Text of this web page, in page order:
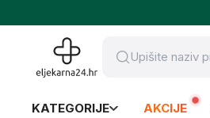
KATEGORIJE AKCIJE